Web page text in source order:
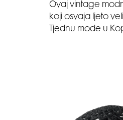
Ovaj vintage
koji osvaja ljeto
Tjednu mode u